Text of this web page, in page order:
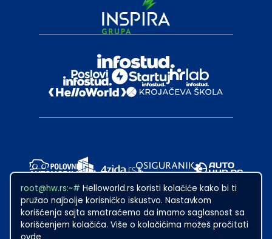
root@hw.rs:~# Helloworld.rs koristi kolačiće kako bi ti
pružao najbolje korisničko iskustvo. Nastavkom
korišćenja sajta smatraćemo da imamo saglasnost sa
korišćenjem kolačića. Više o kolačićima možeš pročitati